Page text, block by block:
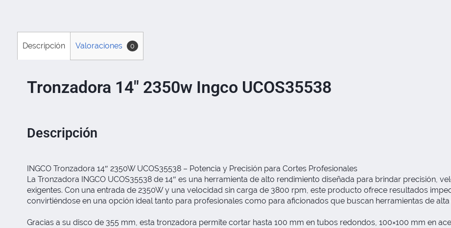
Descripción Valoraciones 0
Tronzadora 14″ 2350w Ingco UCOS35538
Descripción
INGCO Tronzadora 14″ 2350W UCOS35538 – Potencia y Precisión para Cortes Profesionales
La Tronzadora INGCO UCOS35538 de 14″ es una herramienta de alto rendimiento diseñada para brindar precisión,
exigentes. Con una entrada de 2350W y una velocidad sin carga de 3800 rpm, este producto ofrece resultados
convirtiéndose en una opción ideal tanto para profesionales como para aficionados que buscan herramientas de
Gracias a su disco de 355 mm, esta tronzadora permite cortar hasta 100 mm en tubos redondos, 100×100 mm en